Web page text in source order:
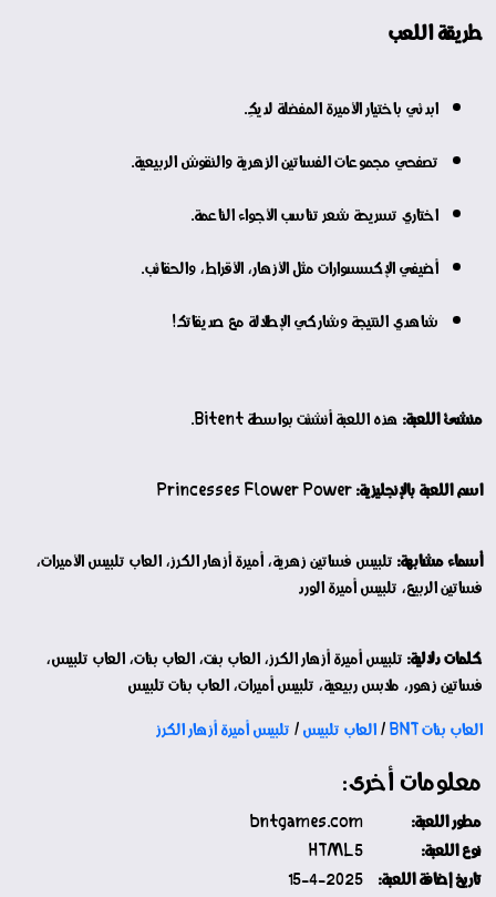
طريقة اللعب
ابدئي باختيار الأميرة المفضلة لديكِ.
تصفحي مجموعات الفساتين الزهرية والنقوش الربيعية.
اختاري تسريحة شعر تناسب الأجواء الناعمة.
أضيفي الإكسسوارات مثل الأزهار، الأقراط، والحقائب.
شاهدي النتيجة وشاركي الإطلالة مع صديقاتك!
منشئ اللعبة:هذه اللعبة أنشئت بواسطة Bitent.
اسم اللعبة بالإنجليزية:
أسماء مشابهة:تلبيس فساتين زهرية، أميرة أزهار الكرز، العاب تلبيس الأميرات،
فساتين الربيع، تلبيس أميرة الورد
كلمات دلالية:تلبيس أميرة أزهار الكرز، العاب بنت، العاب بنات، العاب تلبيس،
فساتين زهور، ملابس ربيعية، تلبيس أميرات، العاب بنات تلبيس
العاب بنات BNT
/العاب تلبيس/تلبيس أميرة أزهار الكرز
معلومات أخرى:
مطور اللعبة:
bntgames.com
نوع اللعبة:
HTML5
تاريخ إضافة اللعبة: 15-4-2025